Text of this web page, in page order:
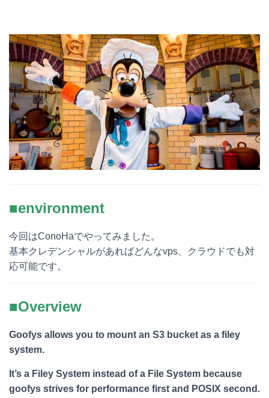
■environment
今回はConoHaでやってみました。
基本クレデンシャルがあればどんなvps、クラウドでも対
応可能です。
■Overview
Goofys allows you to mount an S3 bucket as a filey
system.
It’s a Filey System instead of a File System because
goofys strives for performance first and POSIX second.